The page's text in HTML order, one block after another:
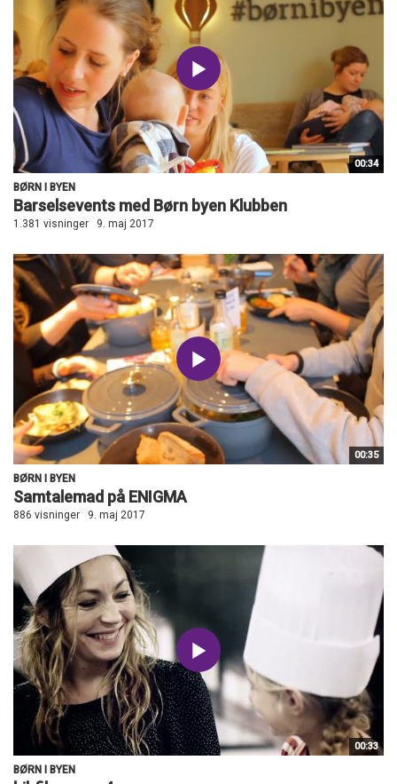
00:34
BØRN I BYEN
Barselsevents med Børn byen Klubben
1.381 visninger 9. maj 2017
00:35
BØRN I BYEN
Samtalemad på ENIGMA
886 visninger 9. maj 2017
00:33
BØRN I BYEN